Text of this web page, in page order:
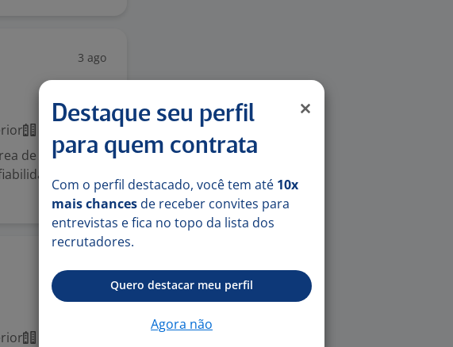
3 ago
de
e
Destaque seu perfil
para quem contrata
Com o perfil destacado, você tem até 10x
mais chances de receber convites para
entrevistas e fica no topo da lista dos
recrutadores.
Quero destacar meu perfil
Agora não